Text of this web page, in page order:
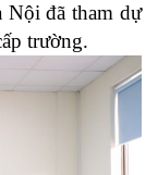
Nội đã tham dự
trường.